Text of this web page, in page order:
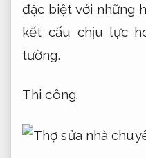
đặc biệt với những
kết cấu chịu lực
tường.
Thi công.